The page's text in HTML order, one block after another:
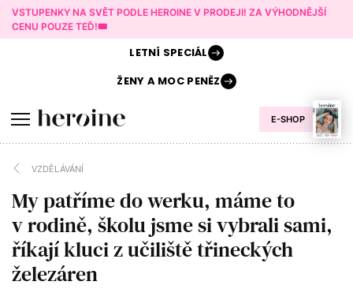
VSTUPENKY NA SVĚT PODLE HEROINE V PRODEJI! ZA VÝHODNĚJŠÍ
CENU POUZE TEĎ!🎟️
E-SHOP
LETNÍ SPECIÁL
ŽENY AMOC PENĚZ
VZDĚLÁVÁNÍ
My patříme do werku, máme to
v rodině, školu jsme si vybrali sami,
říkají kluci z učiliště třineckých
železáren